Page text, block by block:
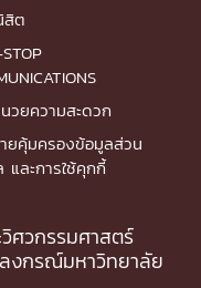
ต
วยความสะดวก
ยคุ้มครองข้อมูลส่วน
และการใช้คุกกี้
ศวกรรมศาสตร์
งกรณ์มหาวิทยาลัย